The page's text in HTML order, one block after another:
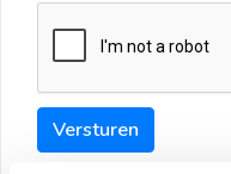
Versturen